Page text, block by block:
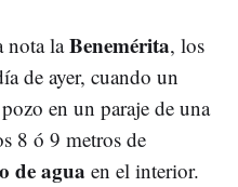
nota laBenemérita, los
de ayer, cuando un
en un paraje de una
8 ó 9 metros de
de agua en el interior.